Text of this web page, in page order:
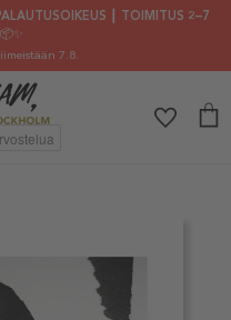
┃ TOIMITUS 2–7
7.8.